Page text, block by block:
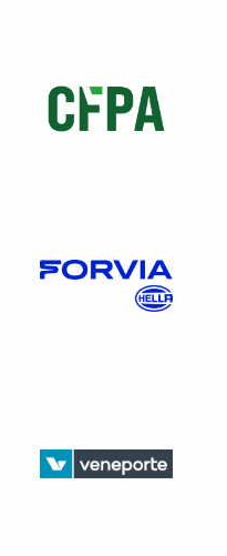
ci-dessous